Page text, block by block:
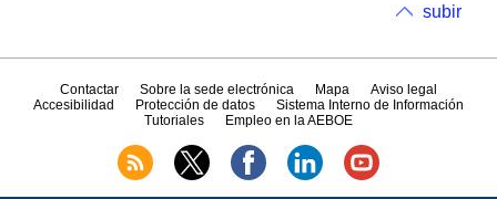
subir
Contactar Sobre la sede electrónica Mapa
Aviso legal
Accesibilidad
Protección de datos
Sistema Interno de Información
Tutoriales
Empleo en la AEBOE